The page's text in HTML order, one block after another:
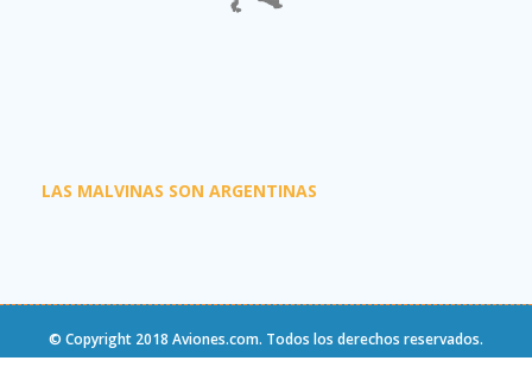
LAS MALVINAS SON ARGENTINAS
© Copyright 2018 Aviones.com. Todos los derechos reservados.